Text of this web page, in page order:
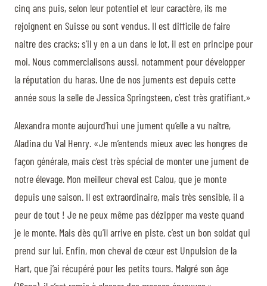
cinq ans puis, selon leur potentiel et leur caractère, ils me
rejoignent en Suisse ou sont vendus. Il est difficile de faire
naitre des cracks; s’il y en a un dans le lot, il est en principe pour
moi. Nous commercialisons aussi, notamment pour développer
la réputation du haras. Une de nos juments est depuis cette
année sous la selle de Jessica Springsteen, c’est très gratifiant.»
Alexandra monte aujourd’hui une jument qu’elle a vu naître,
Aladina du Val Henry. «Je m’entends mieux avec les hongres de
façon générale, mais c’est très spécial de monter une jument de
notre élevage. Mon meilleur cheval est Calou, que je monte
depuis une saison. Il est extraordinaire, mais très sensible, il a
peur de tout ! Je ne peux même pas dézipper ma veste quand
je le monte. Mais dès qu’il arrive en piste, c’est un bon soldat qui
prend sur lui. Enfin, mon cheval de cœur est Unpulsion de la
Hart, que j’ai récupéré pour les petits tours. Malgré son âge